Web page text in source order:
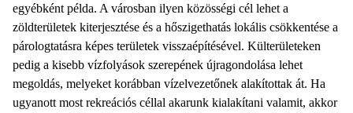
egyébként példa. A városban ilyen közösségi cél lehet a
zöldterületek kiterjesztése és a hőszigethatás lokális csökkentése a
párologtatásra képes területek visszaépítésével. Külterületeken
pedig a kisebb vízfolyások szerepének újragondolása lehet
megoldás, melyeket korábban vízelvezetőnek alakítottak át. Ha
ugyanott most rekreációs céllal akarunk kialakítani valamit, akkor